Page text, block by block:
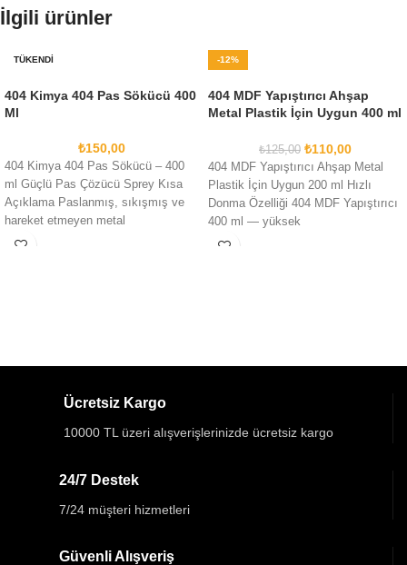
İlgili ürünler
TÜKENDI
404 Kimya 404 Pas Sökücü 400
Ml
₺150,00
404 Kimya 404 Pas Sökücü – 400
ml Güçlü Pas Çözücü Sprey Kısa
Açıklama Paslanmış, sıkışmış ve
hareket etmeyen metal
-12%
404 MDF Yapıştırıcı Ahşap
Metal Plastik İçin Uygun 400 ml
₺125,00 ₺110,00
404 MDF Yapıştırıcı Ahşap Metal
Plastik İçin Uygun 200 ml Hızlı
Donma Özelliği 404 MDF Yapıştırıcı
400 ml — yüksek
Ücretsiz Kargo
10000 TL üzeri alışverişlerinizde ücretsiz kargo
24/7 Destek
7/24 müşteri hizmetleri
Güvenli Alışveriş